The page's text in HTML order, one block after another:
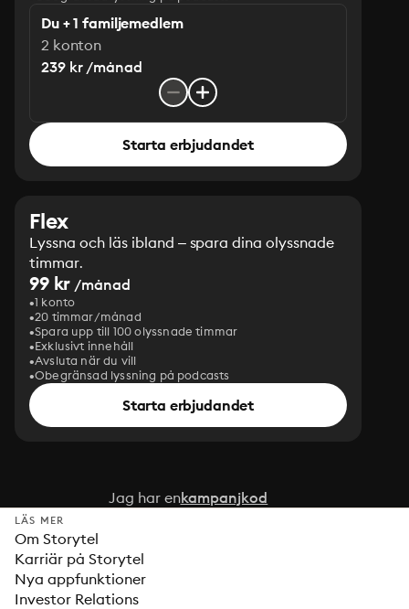
Du + 1 familjemedlem
2 konton
239 kr /månad
Starta erbjudandet
Flex
Lyssna och läs ibland – spara dina olyssnade
timmar.
99 kr /månad
1 konto
20 timmar/månad
Spara upp till 100 olyssnade timmar
Exklusivt innehåll
Avsluta när du vill
Obegränsad lyssning på podcasts
Starta erbjudandet
Jag har enkampanjkod
LÄS MER
Om Storytel
Karriär på Storytel
Nya appfunktioner
Investor Relations